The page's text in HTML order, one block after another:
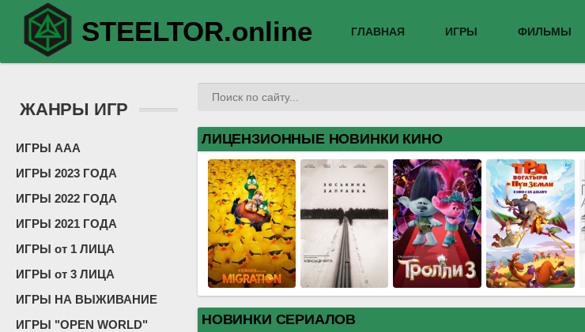
STEELTOR.online ГЛАВНАЯ ИГРЫ ФИЛЬМЫ
ЖАНРЫ ИГР
ИГРЫ ААА
ИГРЫ 2023 ГОДА
ИГРЫ 2022 ГОДА
ИГРЫ 2021 ГОДА
ИГРЫ от 1 ЛИЦА
ИГРЫ от 3 ЛИЦА
ИГРЫ НА ВЫЖИВАНИЕ
ИГРЫ "OPEN WORLD"
ЛИЦЕНЗИОННЫЕ НОВИНКИ КИНО
НОВИНКИ СЕРИАЛОВ